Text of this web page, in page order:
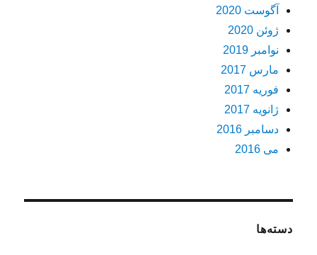
آگوست 2020
ژوئن 2020
نوامبر 2019
مارس 2017
فوریه 2017
ژانویه 2017
دسامبر 2016
می 2016
دسته‌ها